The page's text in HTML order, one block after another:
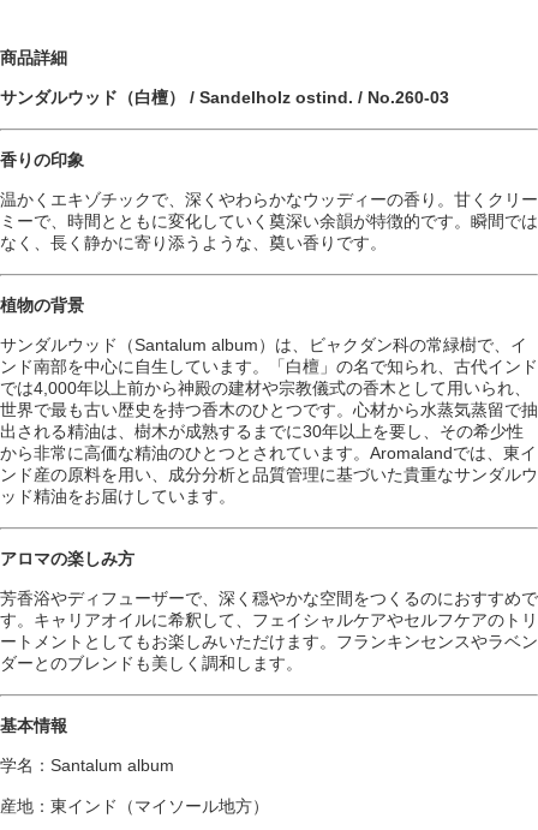
商品詳細
サンダルウッド（白檀） / Sandelholz ostind. / No.260-03
香りの印象
温かくエキゾチックで、深くやわらかなウッディーの香り。甘くクリー
ミーで、時間とともに変化していく奠深い余韻が特徴的です。瞬間では
なく、長く静かに寄り添うような、奠い香りです。
植物の背景
サンダルウッド（Santalum album）は、ビャクダン科の常緑樹で、イ
ンド南部を中心に自生しています。「白檀」の名で知られ、古代インド
では4,000年以上前から神殿の建材や宗教儀式の香木として用いられ、
世界で最も古い歴史を持つ香木のひとつです。心材から水蒸気蒸留で抽
出される精油は、樹木が成熟するまでに30年以上を要し、その希少性
から非常に高価な精油のひとつとされています。Aromalandでは、東イ
ンド産の原料を用い、成分分析と品質管理に基づいた貴重なサンダルウ
ッド精油をお届けしています。
アロマの楽しみ方
芳香浴やディフューザーで、深く穏やかな空間をつくるのにおすすめで
す。キャリアオイルに希釈して、フェイシャルケアやセルフケアのトリ
ートメントとしてもお楽しみいただけます。フランキンセンスやラベン
ダーとのブレンドも美しく調和します。
基本情報
学名：Santalum album
産地：東インド（マイソール地方）